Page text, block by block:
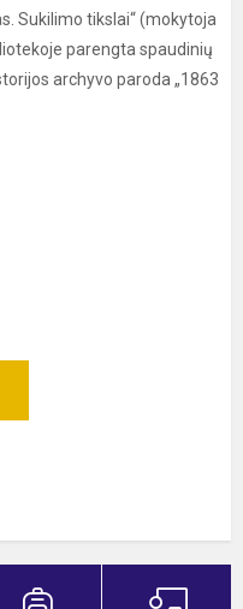
Sukilimo tikslai“ (mokytoja
parengta spaudinių
archyvo paroda „1863